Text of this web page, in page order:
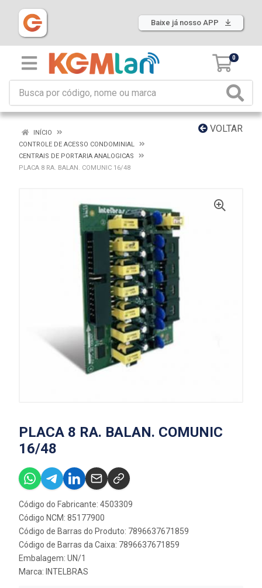
Baixe já nosso APP
0
VOLTAR
INÍCIO
CONTROLE DE ACESSO CONDOMINIAL
CENTRAIS DE PORTARIA ANALOGICAS
PLACA 8 RA. BALAN. COMUNIC 16/48
PLACA 8 RA. BALAN. COMUNIC
16/48
Código do Fabricante: 4503309
Código NCM: 85177900
Código de Barras do Produto: 7896637671859
Código de Barras da Caixa: 7896637671859
Embalagem: UN/1
Marca: INTELBRAS